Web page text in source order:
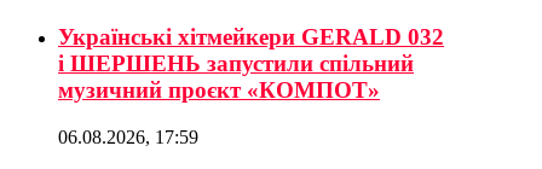
Українські хітмейкери GERALD 032
і ШЕРШЕНЬ запустили спільний
музичний проєкт «КОМПОТ»
06.08.2026, 17:59